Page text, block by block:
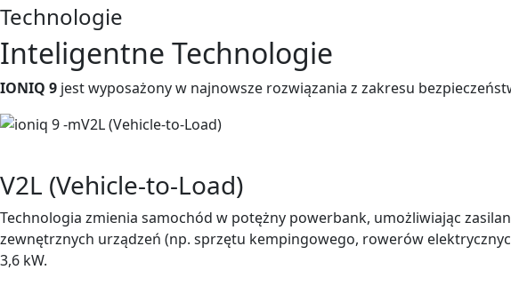
Technologie
Inteligentne Technologie
IONIQ 9 jest wyposażony w najnowsze rozwiązania z zakresu
V2L (Vehicle-to-Load)
Technologia zmienia samochód w potężny powerbank, umożliwiając
zewnętrznych urządzeń (np. sprzętu kempingowego, rowerów
3,6 kW.